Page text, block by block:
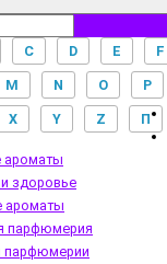
C D E F
M N O P
X Y Z П
ароматы
здоровье
ароматы
парфюмерия
парфюмерии